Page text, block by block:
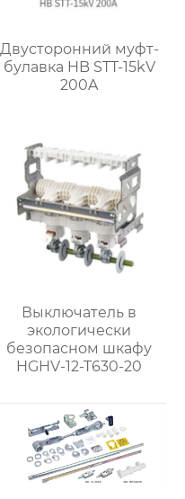
Двусторонний муфт-
булавка HB STT-15kV
200A
Выключатель в
экологически
безопасном шкафу
HGHV-12-T630-20